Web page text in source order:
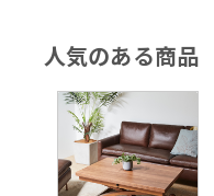
人気のある商品